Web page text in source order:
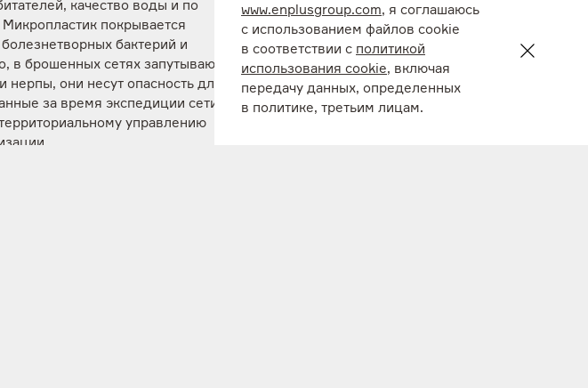
качество воды и по
покрывается
бактерий и
в брошенных сетях запутываются
они несут опасность для
за время экспедиции сети
управлению
www.enplusgroup.com, я соглашаюсь
с использованием файлов cookie
в соответствии с политикой
использования cookie, включая
передачу данных, определенных
в политике, третьим лицам.